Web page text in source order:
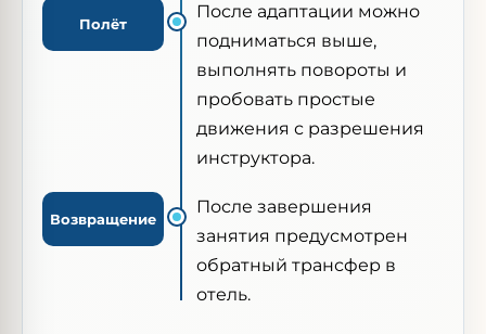
Полёт
После адаптации можно
подниматься выше,
выполнять повороты и
пробовать простые
движения с разрешения
инструктора.
Возвращение
После завершения
занятия предусмотрен
обратный трансфер в
отель.